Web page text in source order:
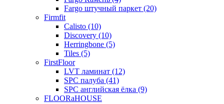
Fargo штучный паркет (20)
Firmfit
Calisto (10)
Discovery (10)
Herringbone (5)
Tiles (5)
FirstFloor
LVT ламинат (12)
SPC палуба (41)
SPC английская ёлка (9)
FLOORaHOUSE